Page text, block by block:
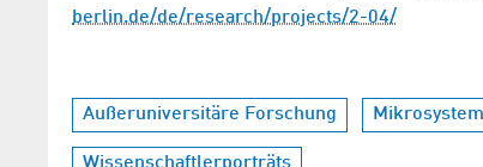
berlin.de/de/research/projects/2-04/
Außeruniversitäre Forschung